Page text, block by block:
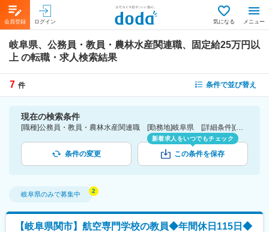
会員登録 ログイン 気になる メニュー
岐阜県、公務員・教員・農林水産関連職、固定給25万円以
上 の転職・求人検索結果
7 件 条件で並び替え
現在の検索条件
[職種]公務員・教員・農林水産関連職 [勤務地]岐阜県 [詳細条件](待遇・福利厚生)固定給25万円以上
条件の変更
新着求人をいつでもチェック
この条件を保存
岐阜県のみで募集中
【岐阜県関市】航空専門学校の教員◆年間休日115日◆